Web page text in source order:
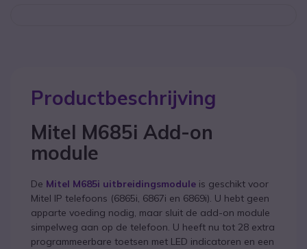
Productbeschrijving
Mitel M685i Add-on
module
De Mitel M685i uitbreidingsmodule is geschikt voor
Mitel IP telefoons (6865i, 6867i en 6869i). U hebt geen
apparte voeding nodig, maar sluit de add-on module
simpelweg aan op de telefoon. U heeft nu tot 28 extra
programmeerbare toetsen met LED indicatoren en een